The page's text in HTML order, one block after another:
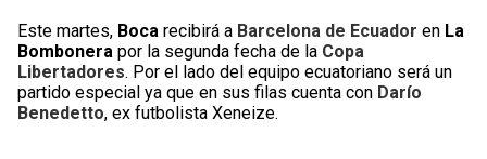
Este martes, Boca recibirá a Barcelona de Ecuador en La
Bombonera por la segunda fecha de la Copa
Libertadores. Por el lado del equipo ecuatoriano será un
partido especial ya que en sus filas cuenta con Darío
Benedetto, ex futbolista Xeneize.